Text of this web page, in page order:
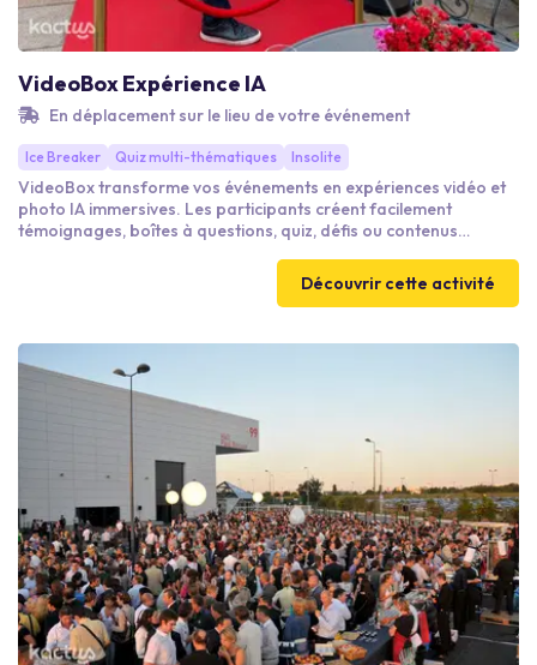
VideoBox Expérience IA
En déplacement sur le lieu de votre événement
Ice Breaker Quiz multi-thématiques Insolite
VideoBox transforme vos événements en expériences vidéo et
photo IA immersives. Les participants créent facilement
témoignages, boîtes à questions, quiz, défis ou contenus
par SMS/email, photos transformées en vidéos IA… Une
animation moderne et différenciante pour séminaires, soirées
Découvrir cette activité